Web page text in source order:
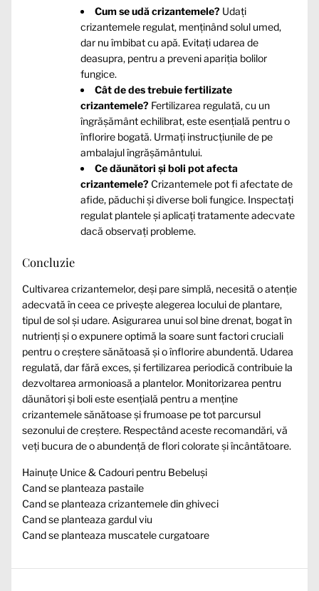
Cum se udă crizantemele? Udați
crizantemele regulat, menținând solul umed,
dar nu îmbibat cu apă. Evitați udarea de
deasupra, pentru a preveni apariția bolilor
fungice.
Cât de des trebuie fertilizate
crizantemele? Fertilizarea regulată, cu un
îngrășământ echilibrat, este esențială pentru o
înflorire bogată. Urmați instrucțiunile de pe
ambalajul îngrășământului.
Ce dăunători și boli pot afecta
crizantemele? Crizantemele pot fi afectate de
afide, păduchi și diverse boli fungice. Inspectați
regulat plantele și aplicați tratamente adecvate
dacă observați probleme.
Concluzie
Cultivarea crizantemelor, deși pare simplă, necesită o atenție
adecvată în ceea ce privește alegerea locului de plantare,
tipul de sol și udare. Asigurarea unui sol bine drenat, bogat în
nutrienți și o expunere optimă la soare sunt factori cruciali
pentru o creștere sănătoasă și o înflorire abundentă. Udarea
regulată, dar fără exces, și fertilizarea periodică contribuie la
dezvoltarea armonioasă a plantelor. Monitorizarea pentru
dăunători și boli este esențială pentru a menține
crizantemele sănătoase și frumoase pe tot parcursul
sezonului de creștere. Respectând aceste recomandări, vă
veți bucura de o abundență de flori colorate și încântătoare.
Hainuțe Unice & Cadouri pentru Bebeluși
Cand se planteaza pastaile
Cand se planteaza crizantemele din ghiveci
Cand se planteaza gardul viu
Cand se planteaza muscatele curgatoare